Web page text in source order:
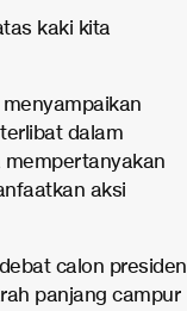
kaki kita
dalam
mempertanyakan
aksi
calon presiden
panjang campur